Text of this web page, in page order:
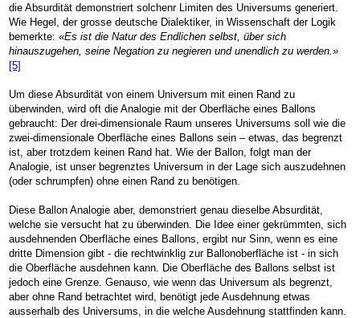
die Absurdität demonstriert solchenr Limiten des Universums generiert.
Wie Hegel, der grosse deutsche Dialektiker, in Wissenschaft der Logik
bemerkte: «Es ist die Natur des Endlichen selbst, über sich
hinauszugehen, seine Negation zu negieren und unendlich zu werden.»
[5]
Um diese Absurdität von einem Universum mit einen Rand zu
überwinden, wird oft die Analogie mit der Oberfläche eines Ballons
gebraucht: Der drei-dimensionale Raum unseres Universums soll wie die
zwei-dimensionale Oberfläche eines Ballons sein – etwas, das begrenzt
ist, aber trotzdem keinen Rand hat. Wie der Ballon, folgt man der
Analogie, ist unser begrenztes Universum in der Lage sich auszudehnen
(oder schrumpfen) ohne einen Rand zu benötigen.
Diese Ballon Analogie aber, demonstriert genau dieselbe Absurdität,
welche sie versucht hat zu überwinden. Die Idee einer gekrümmten, sich
ausdehnenden Oberfläche eines Ballons, ergibt nur Sinn, wenn es eine
dritte Dimension gibt - die rechtwinklig zur Ballonoberfläche ist - in sich
die Oberfläche ausdehnen kann. Die Oberfläche des Ballons selbst ist
jedoch eine Grenze. Genauso, wie wenn das Universum als begrenzt,
aber ohne Rand betrachtet wird, benötigt jede Ausdehnung etwas
ausserhalb des Universums, in die welche Ausdehnung stattfinden kann.